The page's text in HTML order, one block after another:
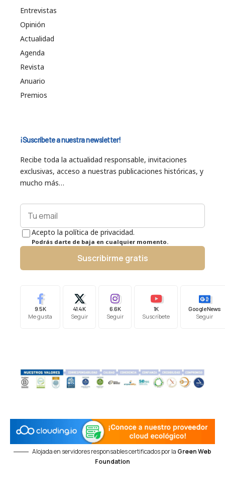
Entrevistas
Opinión
Actualidad
Agenda
Revista
Anuario
Premios
¡Suscríbete a nuestra newsletter!
Recibe toda la actualidad responsable, invitaciones
exclusivas, acceso a nuestras publicaciones históricas, y
mucho más…
Acepto la política de privacidad.
Podrás darte de baja en cualquier momento.
Suscribirme gratis
9.5K
Me gusta
41.4K
Seguir
6.6K
Seguir
1K
Suscríbete
Google News
Seguir
Alojada en servidores responsables certificados por la Green Web
Foundation